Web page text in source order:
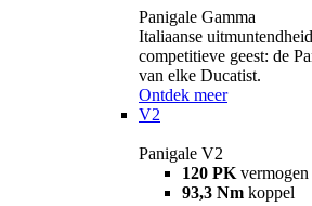
Panigale Gamma
Italiaanse
competitieve geest: de
van elke Ducatist.
Ontdek meer
V2
Panigale V2
120 PK vermogen
93,3 Nm koppel